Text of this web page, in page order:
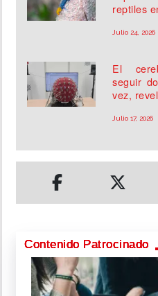
reptiles
Julio 24, 2026
El
seguir
vez,
Julio 17, 2026
Contenido Patrocinado